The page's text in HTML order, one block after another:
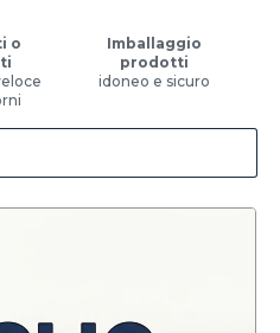
o
Imballaggio
prodotti
idoneo e sicuro